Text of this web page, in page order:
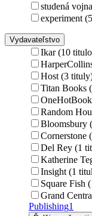
studená
experiment
Vydavateľstvo
Ikar (10
Host (3
Titan Books
Random
Bloomsbury
Cornerstone
Del Rey (1
Katherine
Insight (1
Square Fish
Grand
Publishing1